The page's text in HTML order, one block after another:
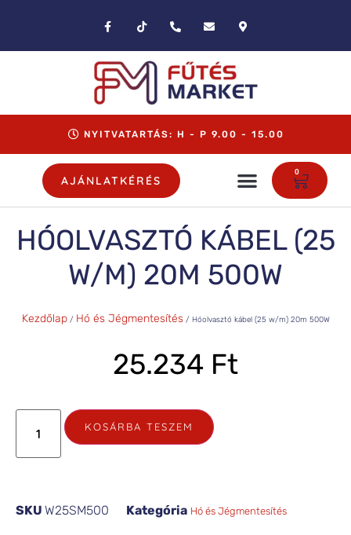
NYITVATARTÁS: H - P 9.00 - 15.00
AJÁNLATKÉRÉS
0
HÓOLVASZTÓ KÁBEL (25
W/M) 20M 500W
Kezdőlap/ Hó és Jégmentesítés/ Hóolvasztó kábel (25 w/m) 20m 500W
25.234 Ft
KOSÁRBA TESZEM
SKU W25SM500 Kategória Hó és Jégmentesítés